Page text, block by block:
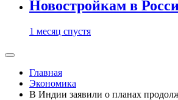
Новостройкам в
1 месяц спустя
Главная
Экономика
В Индии заявили о планах